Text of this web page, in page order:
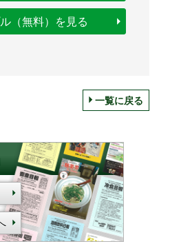
（無料）を見る
一覧に戻る